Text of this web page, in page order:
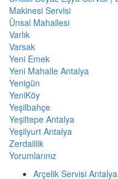
Makinesi Servisi
Ünsal Mahallesi
Varlık
Varsak
Yeni Emek
Yeni Mahalle Antalya
Yenigün
YeniKöy
Yeşilbahçe
Yeşiltepe Antalya
Yeşilyurt Antalya
Zerdalilik
Yorumlarınız
Arçelik Servisi Antalya